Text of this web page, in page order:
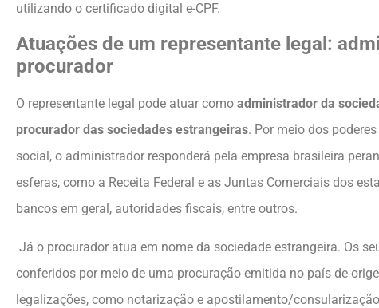
utilizando o certificado digital e-CPF.
Atuações de um representante legal:
procurador
O representante legal pode atuar como administrador da
procurador das sociedades estrangeiras. Por meio dos
social, o administrador responderá pela empresa brasileira
esferas, como a Receita Federal e as Juntas Comerciais dos
bancos em geral, autoridades fiscais, entre outros.
Já o procurador atua em nome da sociedade estrangeira. Os
conferidos por meio de uma procuração emitida no país de
legalizações, como notarização e apostilamento/